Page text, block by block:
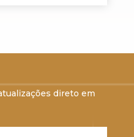
direto em